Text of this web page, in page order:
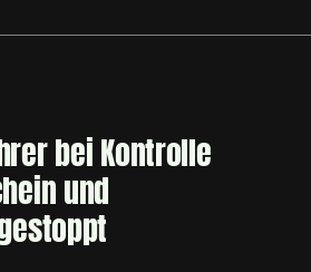
bei Kontrolle
und